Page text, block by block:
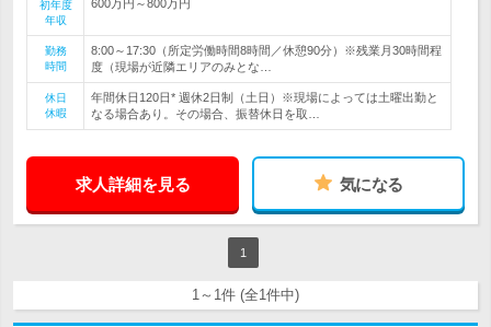
初年度
年収
600万円～800万円
勤務
時間
8:00～17:30（所定労働時間8時間／休憩90分）※残業月30時間程
度（現場が近隣エリアのみとな…
休日
休暇
年間休日120日* 週休2日制（土日）※現場によっては土曜出勤と
なる場合あり。その場合、振替休日を取…
求人詳細を見る 気になる
1
1～1件 (全1件中)